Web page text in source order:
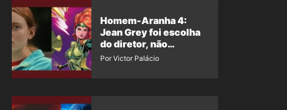
Homem-Aranha 4:
Jean Grey foi escolha
do diretor, não
imposição da Marvel
Por Victor Palácio